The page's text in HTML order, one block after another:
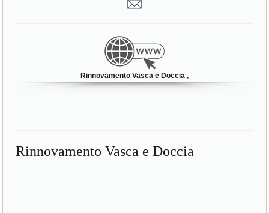
Rinnovamento Vasca e Doccia ,
Rinnovamento Vasca e Doccia